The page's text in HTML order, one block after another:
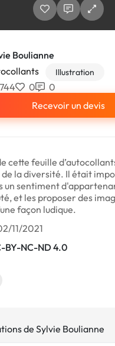
Boulianne
Illustration
744 0
0
Recevoir un devis
cette feuille
de la diversité. Il était
un sentiment
et les proposer des
façon ludique.
11/2021
BY-NC-ND 4.0
de Sylvie Boulianne